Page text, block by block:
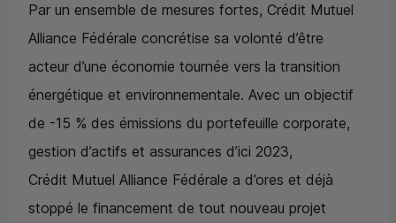
Par un ensemble de mesures fortes, Crédit Mutuel
Alliance Fédérale concrétise sa volonté d’être
acteur d’une économie tournée vers la transition
énergétique et environnementale. Avec un objectif
de -15 % des émissions du portefeuille corporate,
gestion d’actifs et assurances d’ici 2023,
Crédit Mutuel Alliance Fédérale a d’ores et déjà
stoppé le financement de tout nouveau projet